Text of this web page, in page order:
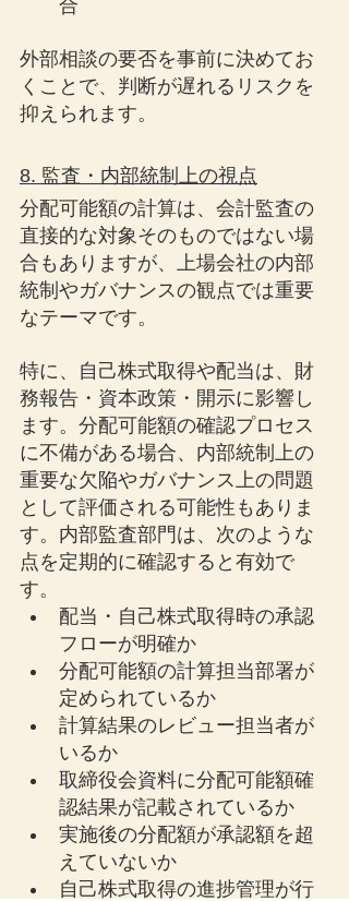
合
外部相談の要否を事前に決めてお
くことで、判断が遅れるリスクを
抑えられます。
8. 監査・内部統制上の視点
分配可能額の計算は、会計監査の
直接的な対象そのものではない場
合もありますが、上場会社の内部
統制やガバナンスの観点では重要
なテーマです。
特に、自己株式取得や配当は、財
務報告・資本政策・開示に影響し
ます。分配可能額の確認プロセス
に不備がある場合、内部統制上の
重要な欠陥やガバナンス上の問題
として評価される可能性もありま
す。内部監査部門は、次のような
点を定期的に確認すると有効で
す。
配当・自己株式取得時の承認
フローが明確か
分配可能額の計算担当部署が
定められているか
計算結果のレビュー担当者が
いるか
取締役会資料に分配可能額確
認結果が記載されているか
実施後の分配額が承認額を超
えていないか
自己株式取得の進捗管理が行